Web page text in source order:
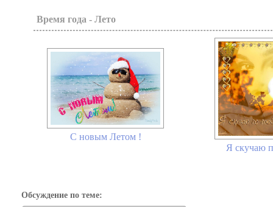
Время года - Лето
С новым Летом !
Я скучаю
Обсуждение по теме: